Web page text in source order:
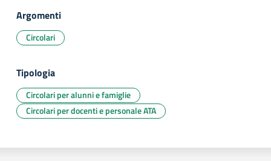
Argomenti
Circolari
Tipologia
Circolari per alunni e famiglie
Circolari per docenti e personale ATA